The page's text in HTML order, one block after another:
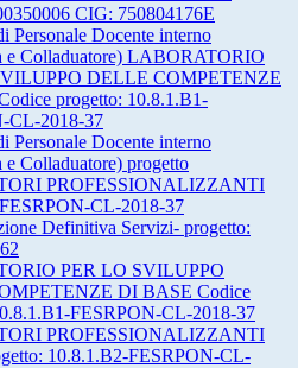
CIG: 750804176E
Personale Docente interno
e Colladuatore) LABORATORIO
DELLE COMPETENZE
progetto: 10.8.1.B1-
CL-2018-37
Personale Docente interno
e Colladuatore) progetto
PROFESSIONALIZZANTI
CL-2018-37
Definitiva Servizi- progetto:
PER LO SVILUPPO
DI BASE Codice
FESRPON-CL-2018-37
PROFESSIONALIZZANTI
10.8.1.B2-FESRPON-CL-